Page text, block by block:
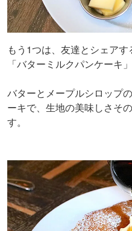
もう1つは、友達とシェア
「バターミルクパンケーキ
バターとメープルシロップ
ーキで、生地の美味しさそ
す。